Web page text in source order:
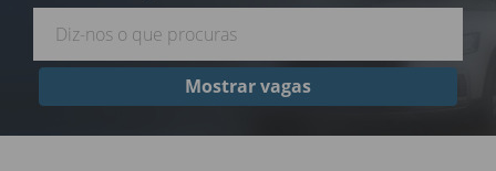
Mostrar vagas